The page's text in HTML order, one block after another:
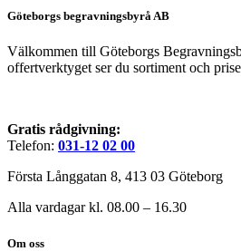
Göteborgs begravningsbyrå AB
Välkommen till Göteborgs
offertverktyget ser du sortiment och
Gratis rådgivning:
Telefon: 031-12 02 00
Första Långgatan 8, 413 03 Göteborg
Alla vardagar kl. 08.00 – 16.30
Om oss